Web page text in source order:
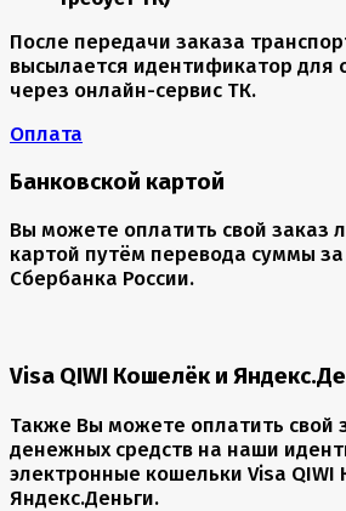
После передачи заказа
высылается идентификатор для
через онлайн-сервис ТК.
Оплата
Банковской картой
Вы можете оплатить свой заказ
картой путём перевода суммы
Сбербанка России.
Visa QIWI Кошелёк и
Также Вы можете оплатить свой
денежных средств на наши
электронные кошельки Visa QIWI
Яндекс.Деньги.